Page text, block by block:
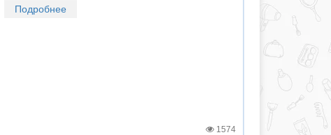
Подробнее
1574